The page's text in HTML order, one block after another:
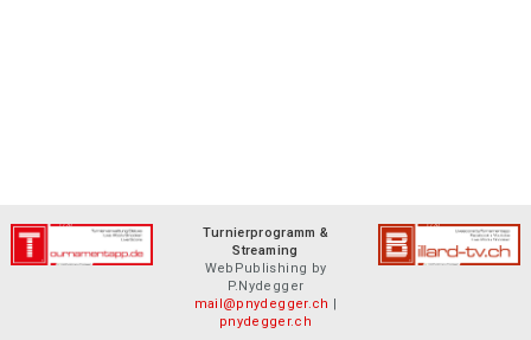
Turnierprogramm &
Streaming
WebPublishing by
P.Nydegger
mail@pnydegger.ch |
pnydegger.ch